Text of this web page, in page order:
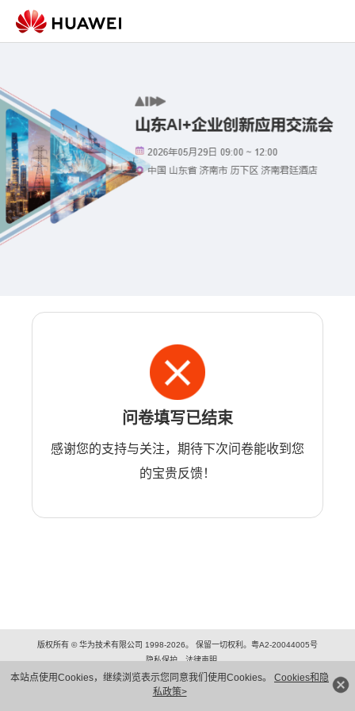
本站点使用Cookies，继续浏览表示您同意我们使用Cookies。 Cookies和隐
私政策>
问卷填写已结束
感谢您的支持与关注，期待下次问卷能收到您
的宝贵反馈！
版权所有 © 华为技术有限公司 1998-2026。 保留一切权利。粤A2-20044005号
隐私保护
法律声明